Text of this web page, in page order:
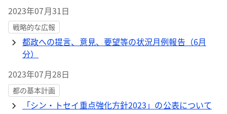
2023年07月31日
戦略的な広報
都政への提言、意見、要望等の状況月例報告（6月
分）
2023年07月28日
都の基本計画
「シン・トセイ重点強化方針2023」の公表について